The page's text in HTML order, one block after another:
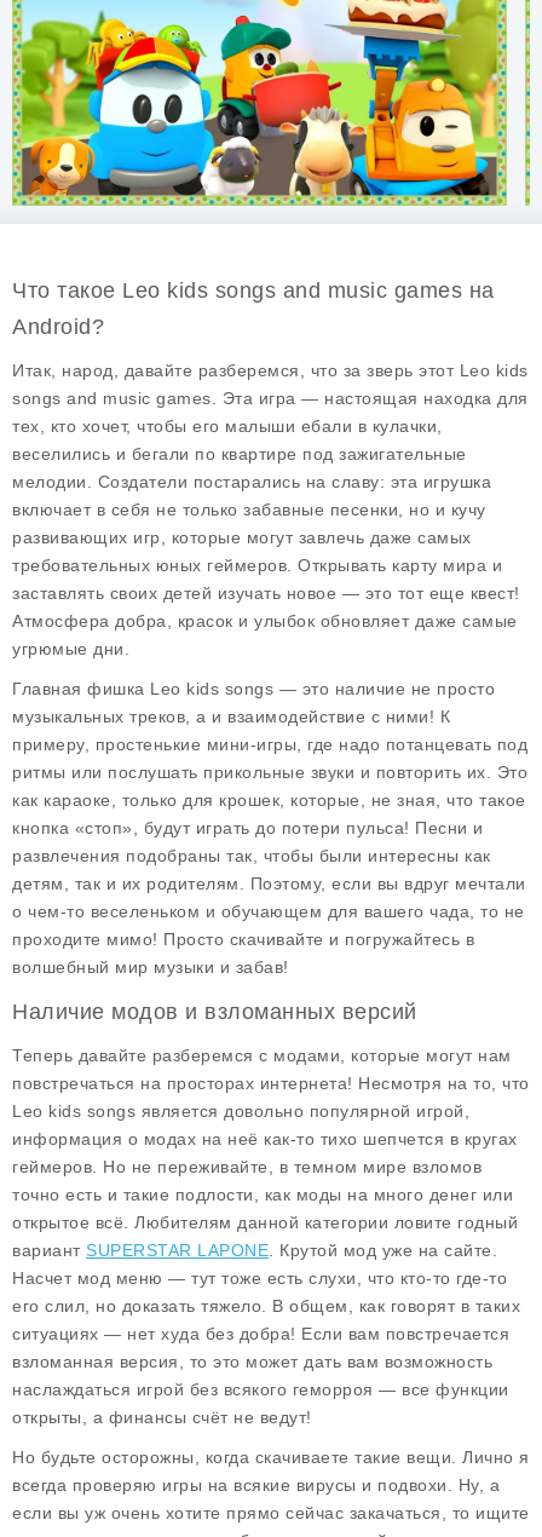
Что такое Leo kids songs and music games на
Android?
Итак, народ, давайте разберемся, что за зверь этот Leo kids
songs and music games. Эта игра — настоящая находка для
тех, кто хочет, чтобы его малыши ебали в кулачки,
веселились и бегали по квартире под зажигательные
мелодии. Создатели постарались на славу: эта игрушка
включает в себя не только забавные песенки, но и кучу
развивающих игр, которые могут завлечь даже самых
требовательных юных геймеров. Открывать карту мира и
заставлять своих детей изучать новое — это тот еще квест!
Атмосфера добра, красок и улыбок обновляет даже самые
угрюмые дни.
Главная фишка Leo kids songs — это наличие не просто
музыкальных треков, а и взаимодействие с ними! К
примеру, простенькие мини-игры, где надо потанцевать под
ритмы или послушать прикольные звуки и повторить их. Это
как караоке, только для крошек, которые, не зная, что такое
кнопка «стоп», будут играть до потери пульса! Песни и
развлечения подобраны так, чтобы были интересны как
детям, так и их родителям. Поэтому, если вы вдруг мечтали
о чем-то веселеньком и обучающем для вашего чада, то не
проходите мимо! Просто скачивайте и погружайтесь в
волшебный мир музыки и забав!
Наличие модов и взломанных версий
Теперь давайте разберемся с модами, которые могут нам
повстречаться на просторах интернета! Несмотря на то, что
Leo kids songs является довольно популярной игрой,
информация о модах на неё как-то тихо шепчется в кругах
геймеров. Но не переживайте, в темном мире взломов
точно есть и такие подлости, как моды на много денег или
открытое всё. Любителям данной категории ловите годный
вариант SUPERSTAR LAPONE . Крутой мод уже на сайте.
Насчет мод меню — тут тоже есть слухи, что кто-то где-то
его слил, но доказать тяжело. В общем, как говорят в таких
ситуациях — нет худа без добра! Если вам повстречается
взломанная версия, то это может дать вам возможность
наслаждаться игрой без всякого геморроя — все функции
открыты, а финансы счёт не ведут!
Но будьте осторожны, когда скачиваете такие вещи. Лично я
всегда проверяю игры на всякие вирусы и подвохи. Ну, а
если вы уж очень хотите прямо сейчас закачаться, то ищите